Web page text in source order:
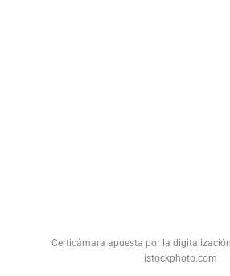
Certicámara apuesta por la
istockphoto.com